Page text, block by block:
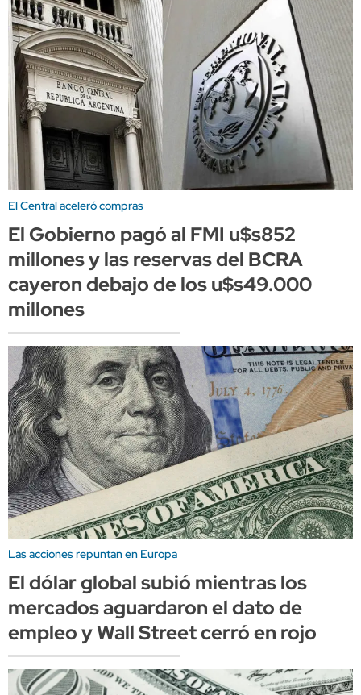
El Central aceleró compras
El Gobierno pagó al FMI u$s852
millones y las reservas del BCRA
cayeron debajo de los u$s49.000
millones
Las acciones repuntan en Europa
El dólar global subió mientras los
mercados aguardaron el dato de
empleo y Wall Street cerró en rojo